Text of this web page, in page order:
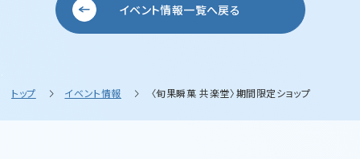
イベント情報一覧へ戻る
トップ イベント情報 〈旬果瞬菓 共楽堂〉期間限定ショップ